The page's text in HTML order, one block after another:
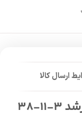
ارسال کالا
کود تخصصی جوانه‌زنی و رشد ۳-۱۱-۳۸